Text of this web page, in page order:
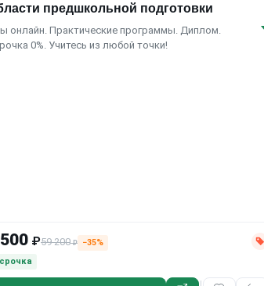
предшкольной подготовки
онлайн. Практические программы. Диплом.
0%. Учитесь из любой точки!
₽59 200₽
−35%